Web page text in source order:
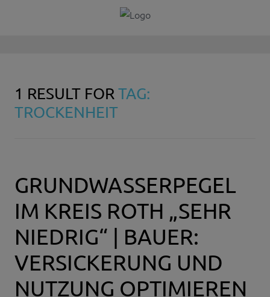
1 RESULT FORTAG:
TROCKENHEIT
GRUNDWASSERPEGEL
IM KREIS ROTH „SEHR
NIEDRIG“ | BAUER:
VERSICKERUNG UND
NUTZUNG OPTIMIEREN